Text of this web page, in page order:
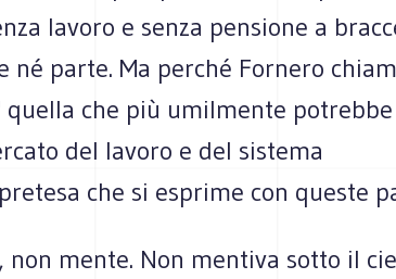
lavoro e senza pensione a
né parte. Ma perché Fornero
che più umilmente potrebbe
del lavoro e del sistema
che si esprime con queste
mente. Non mentiva sotto il